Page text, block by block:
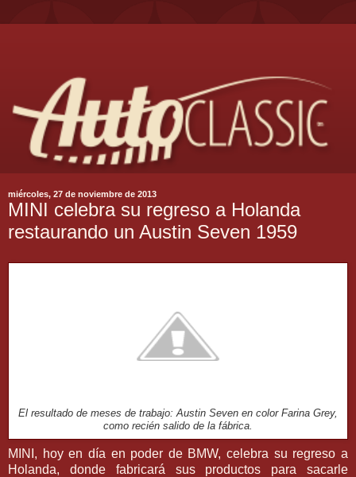
miércoles, 27 de noviembre de 2013
MINI celebra su regreso a Holanda
restaurando un Austin Seven 1959
El resultado de meses de trabajo: Austin Seven en color Farina Grey,
como recién salido de la fábrica.
MINI, hoy en día en poder de BMW, celebra su regreso a
Holanda, donde fabricará sus productos para sacarle